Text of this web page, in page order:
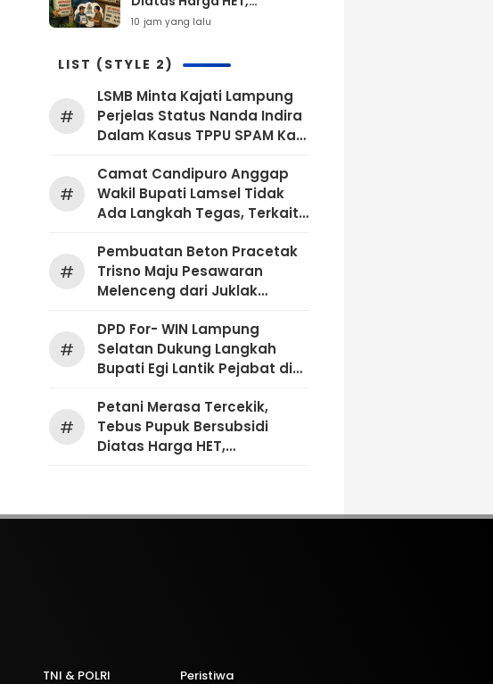
Mekanisme Dipertanyakan
10 jam yang lalu
LIST (STYLE 2)
#
LSMB Minta Kajati Lampung
Perjelas Status Nanda Indira
Dalam Kasus TPPU SPAM Kab.
#
Camat Candipuro Anggap
Wakil Bupati Lamsel Tidak
Ada Langkah Tegas, Terkait
Kepala Desa Sinar
Palembang
#
Pembuatan Beton Pracetak
Trisno Maju Pesawaran
Melenceng dari Juklak
Temuan Ada: Akan Dihitung
Volume, Jika Tidak Jelas
Dilaporkan ke APH
#
DPD For- WIN Lampung
Selatan Dukung Langkah
Bupati Egi Lantik Pejabat di
#
Petani Merasa Tercekik,
Tebus Pupuk Bersubsidi
Diatas Harga HET,
TNI & POLRI Peristiwa